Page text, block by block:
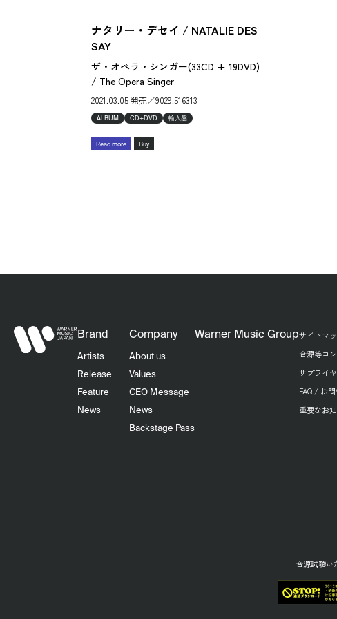
ナタリー・デセイ / NATALIE DES
SAY
ザ・オペラ・シンガー(33CD + 19DVD)
/ The Opera Singer
2021.03.05 発売／9029.516313
ALBUM CD+DVD 輸入盤
Read more Buy
Brand
Artists
Release
Feature
News
Company
About us
Values
CEO Message
News
Backstage Pass
Warner Music Groupサイトマ
音源等コ
サプライ
FAQ / お
重要なお
音源試聴い